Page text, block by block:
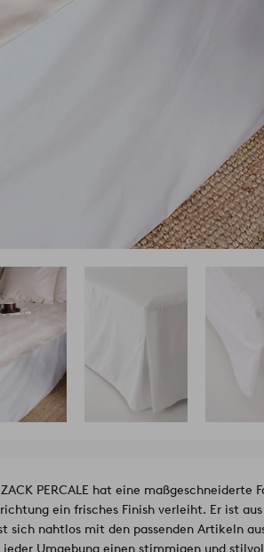
PERCALE hat eine maßgeschneiderte
ein frisches Finish verleiht. Er ist
sich nahtlos mit den passenden Artikeln aus
Umgebung einen stimmigen und